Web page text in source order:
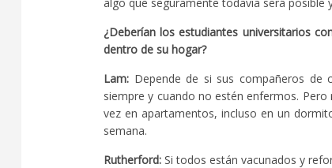
¿Deberían los estudiantes universitarios
dentro de su hogar?
Lam: Depende de si sus compañeros de
siempre y cuando no estén enfermos.
vez en apartamentos, incluso en un
semana.
Rutherford: Si todos están vacunados y